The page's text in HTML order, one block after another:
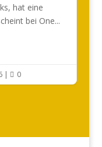
hat eine
bei One...
|  0